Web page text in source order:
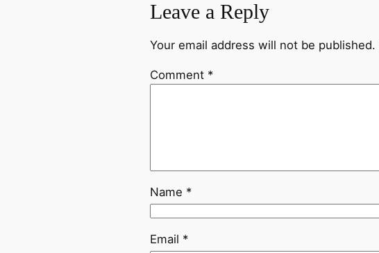
Leave a Reply
Your email address will not be published.
Comment *
Name *
Email *